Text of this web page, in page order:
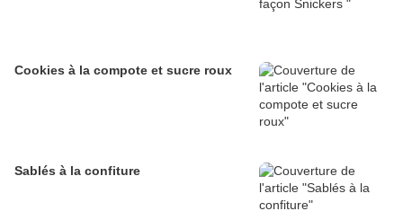
Cookies à la compote et sucre roux
Sablés à la confiture